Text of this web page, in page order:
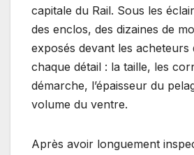
capitale du Rail. Sous les
des enclos, des dizaines de
exposés devant les acheteurs
chaque détail : la taille, les
démarche, l’épaisseur du
volume du ventre.
Après avoir longuement